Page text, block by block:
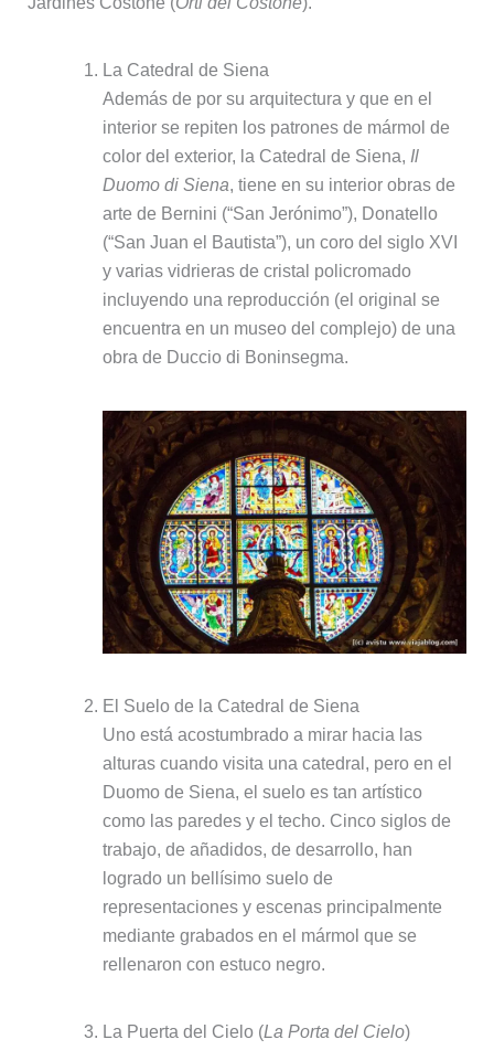
La Catedral de Siena
Además de por su arquitectura y que en el
interior se repiten los patrones de mármol de
color del exterior, la Catedral de Siena, Il
Duomo di Siena, tiene en su interior obras de
arte de Bernini (“San Jerónimo”), Donatello
(“San Juan el Bautista”), un coro del siglo XVI
y varias vidrieras de cristal policromado
incluyendo una reproducción (el original se
encuentra en un museo del complejo) de una
obra de Duccio di Boninsegma.
El Suelo de la Catedral de Siena
Uno está acostumbrado a mirar hacia las
alturas cuando visita una catedral, pero en el
Duomo de Siena, el suelo es tan artístico
como las paredes y el techo. Cinco siglos de
trabajo, de añadidos, de desarrollo, han
logrado un bellísimo suelo de
representaciones y escenas principalmente
mediante grabados en el mármol que se
rellenaron con estuco negro.
La Puerta del Cielo (La Porta del Cielo)